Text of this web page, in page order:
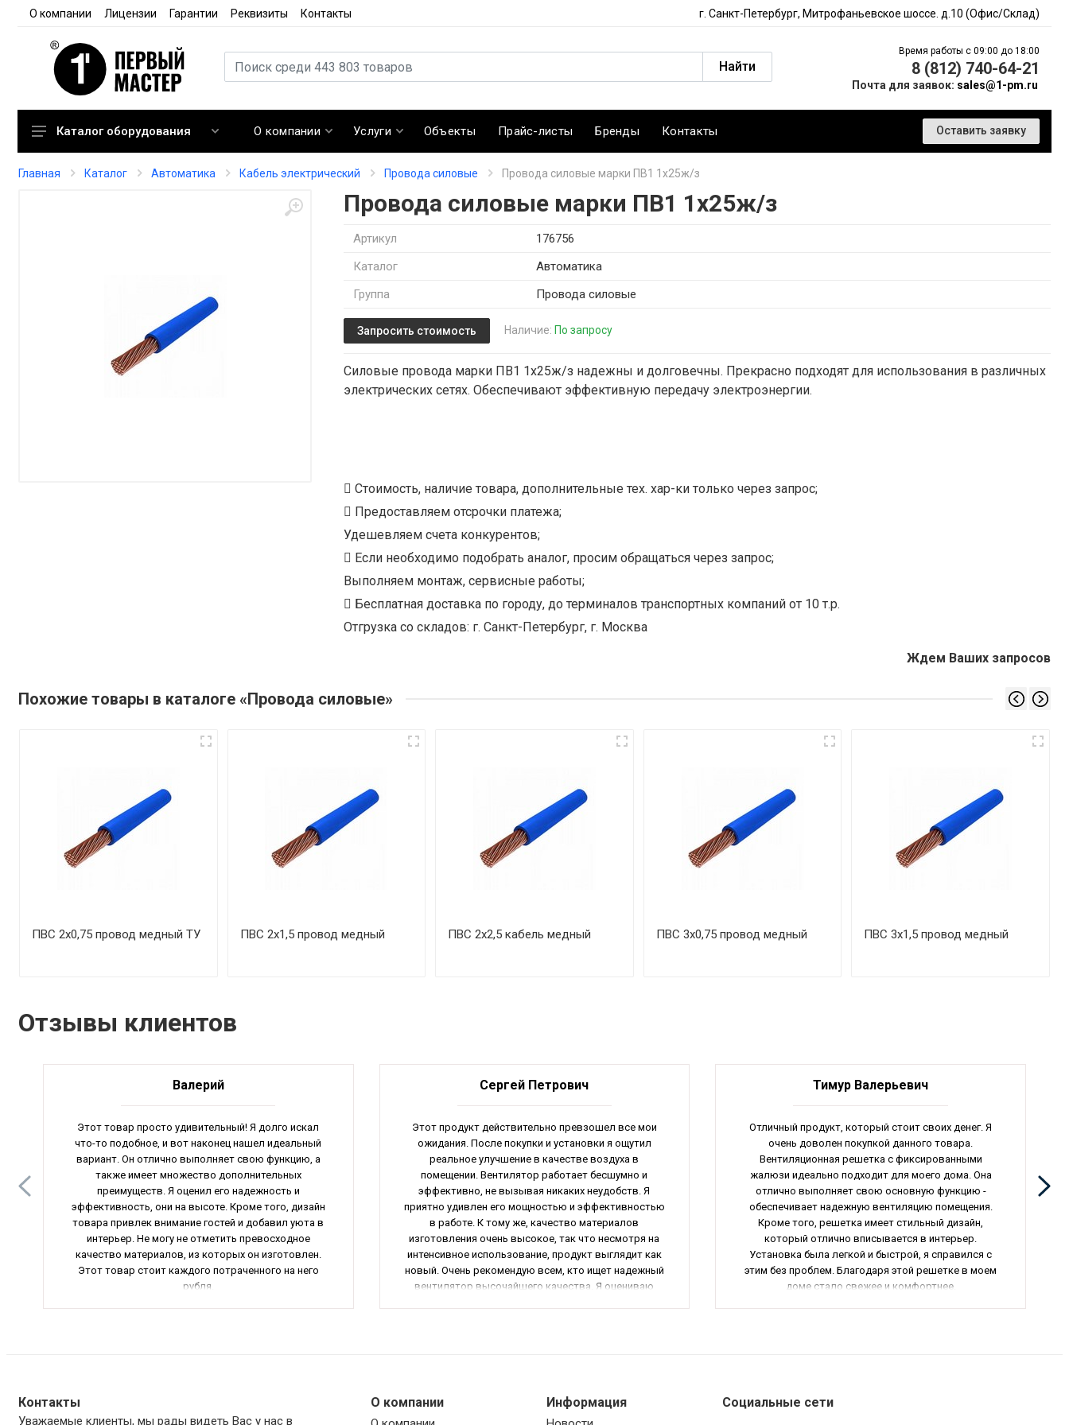
О компании Лицензии Гарантии Реквизиты Контакты г. Санкт-Петербург, Митрофаньевское шоссе. д.10 (Офис/Склад)
Найти
Время работы с 09:00 до 18:00
8 (812) 740-64-21
Почта для заявок: sales@1-pm.ru
Кондиционирование
Каталог оборудования О компании Услуги Объекты Прайс-листы Бренды Контакты Оставить заявку
Главная Каталог Автоматика Кабель электрический Провода силовые Провода силовые марки ПВ1 1х25ж/з
Провода силовые марки ПВ1 1х25ж/з
Артикул
176756
Каталог
Автоматика
Группа
Провода силовые
Запросить стоимость Наличие: По запросу
Силовые провода марки ПВ1 1х25ж/з надежны и долговечны. Прекрасно подходят для использования в различных
электрических сетях. Обеспечивают эффективную передачу электроэнергии.
Стоимость, наличие товара, дополнительные тех. хар-ки только через запрос;
Предоставляем отсрочки платежа;
Удешевляем счета конкурентов;
Если необходимо подобрать аналог, просим обращаться через запрос;
Выполняем монтаж, сервисные работы;
Бесплатная доставка по городу, до терминалов транспортных компаний от 10 т.р.
Отгрузка со складов: г. Санкт-Петербург, г. Москва
Ждем Ваших запросов
Похожие товары в каталоге «Провода силовые»
ПВС 2х0,75 провод медный ТУ ПВС 2х1,5 провод медный ПВС 2х2,5 кабель медный ПВС 3х0,75 провод медный ПВС 3х1,5 провод медный
Отзывы клиентов
Валерий
Этот товар просто удивительный! Я долго искал
что-то подобное, и вот наконец нашел идеальный
вариант. Он отлично выполняет свою функцию, а
также имеет множество дополнительных
преимуществ. Я оценил его надежность и
эффективность, они на высоте. Кроме того, дизайн
товара привлек внимание гостей и добавил уюта в
интерьер. Не могу не отметить превосходное
качество материалов, из которых он изготовлен.
Этот товар стоит каждого потраченного на него
рубля.
Сергей Петрович
Этот продукт действительно превзошел все мои
ожидания. После покупки и установки я ощутил
реальное улучшение в качестве воздуха в
помещении. Вентилятор работает бесшумно и
эффективно, не вызывая никаких неудобств. Я
приятно удивлен его мощностью и эффективностью
в работе. К тому же, качество материалов
изготовления очень высокое, так что несмотря на
интенсивное использование, продукт выглядит как
новый. Очень рекомендую всем, кто ищет надежный
вентилятор высочайшего качества. Я оцениваю
Тимур Валерьевич
Отличный продукт, который стоит своих денег. Я
очень доволен покупкой данного товара.
Вентиляционная решетка с фиксированными
жалюзи идеально подходит для моего дома. Она
отлично выполняет свою основную функцию -
обеспечивает надежную вентиляцию помещения.
Кроме того, решетка имеет стильный дизайн,
который отлично вписывается в интерьер.
Установка была легкой и быстрой, я справился с
этим без проблем. Благодаря этой решетке в моем
доме стало свежее и комфортнее.
наслаждаться хорошим сном в комфортной
Контакты
Уважаемые клиенты, мы рады видеть Вас у нас в
О компании Информация Социальные сети